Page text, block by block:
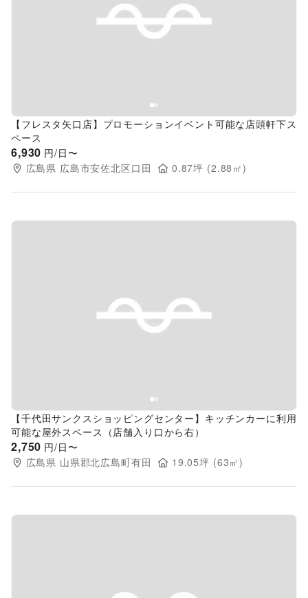
Previous slide
【フレスタ矢口店】プロモーションイベント可能な店頭軒下ス
ペース
6,930 円/日〜
広島県 広島市安佐北区口田 0.87坪 (2.88 ㎡)
Previous slide
【千代田サンクスショッピングセンター】キッチンカーに利用
可能な屋外スペース（店舗入り口から右）
2,750 円/日〜
広島県 山県郡北広島町有田 19.05坪 (63㎡)